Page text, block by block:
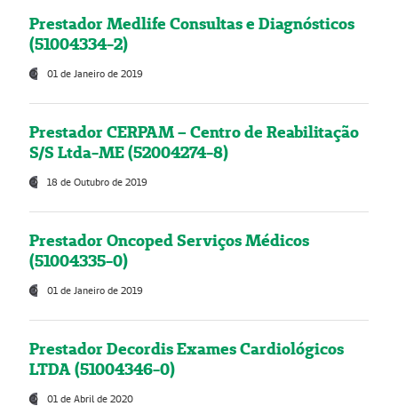
Prestador Medlife Consultas e Diagnósticos
(51004334-2)
01 de Janeiro de 2019
Prestador CERPAM – Centro de Reabilitação
S/S Ltda-ME (52004274-8)
18 de Outubro de 2019
Prestador Oncoped Serviços Médicos
(51004335-0)
01 de Janeiro de 2019
Prestador Decordis Exames Cardiológicos
LTDA (51004346-0)
01 de Abril de 2020